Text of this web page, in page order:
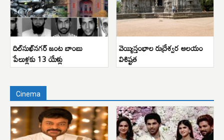
దిల్‌సుఖ్‌నగర్ జంట బాంబు
పేలుళ్లకు 13 యేళ్లు
వెయ్యిస్తంభాల రుద్రేశ్వర ఆలయం
విశిష్టత
Cinema